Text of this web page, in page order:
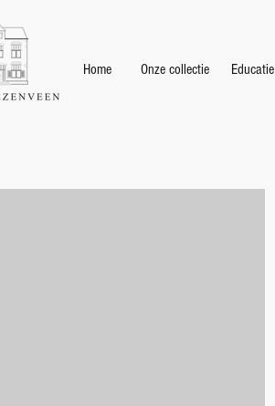
Home Onze collectie Educatie